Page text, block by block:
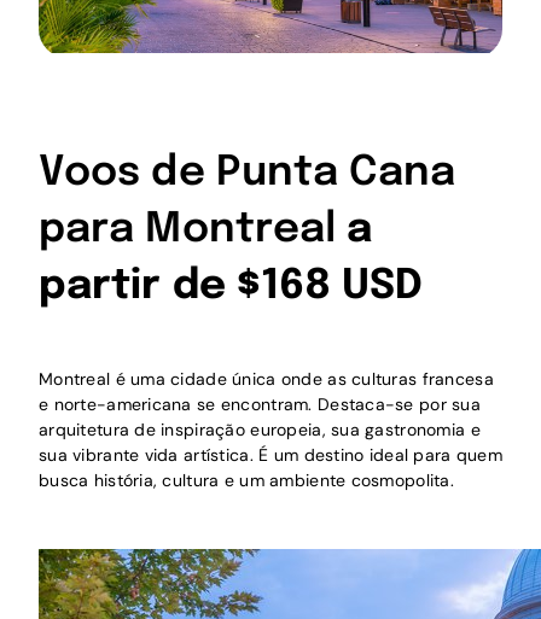
Voos de Punta Cana
para Montreal a
partir de $168 USD
Montreal é uma cidade única onde as culturas francesa
e norte-americana se encontram. Destaca-se por sua
arquitetura de inspiração europeia, sua gastronomia e
sua vibrante vida artística. É um destino ideal para quem
busca história, cultura e um ambiente cosmopolita.